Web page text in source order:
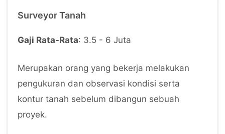
Surveyor Tanah
Gaji Rata-Rata: 3.5 - 6 Juta
Merupakan orang yang bekerja melakukan
pengukuran dan observasi kondisi serta
kontur tanah sebelum dibangun sebuah
proyek.